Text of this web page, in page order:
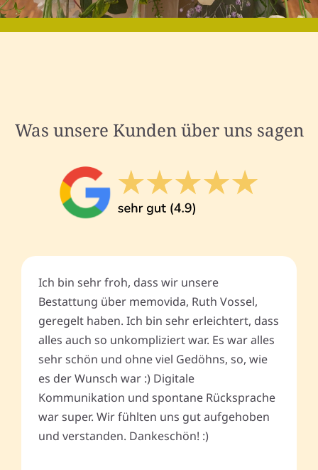
Was unsere Kunden über uns sagen
Ich bin sehr froh, dass wir unsere
Bestattung über memovida, Ruth Vossel,
geregelt haben. Ich bin sehr erleichtert, dass
alles auch so unkompliziert war. Es war alles
sehr schön und ohne viel Gedöhns, so, wie
es der Wunsch war :) Digitale
Kommunikation und spontane Rücksprache
war super. Wir fühlten uns gut aufgehoben
und verstanden. Dankeschön! :)